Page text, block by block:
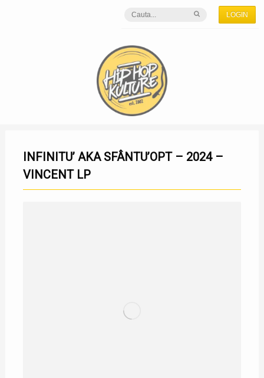
LOGIN
INFINITU’ AKA SFÂNTU’OPT – 2024 –
VINCENT LP